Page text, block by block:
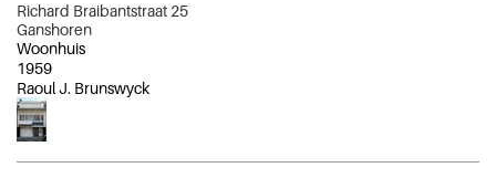
Richard Braibantstraat 25
Ganshoren
Woonhuis
1959
Raoul J. Brunswyck